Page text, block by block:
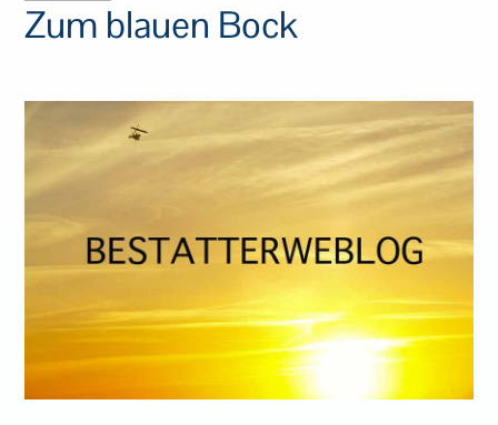
Zum blauen Bock